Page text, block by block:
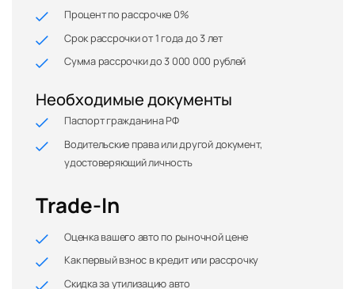
Процент по рассрочке 0%
Срок рассрочки от 1 года до 3 лет
Сумма рассрочки до 3 000 000 рублей
Необходимые документы
Паспорт гражданина РФ
Водительские права или другой документ,
удостоверяющий личность
Trade-In
Оценка вашего авто по рыночной цене
Как первый взнос в кредит или рассрочку
Скидка за утилизацию авто